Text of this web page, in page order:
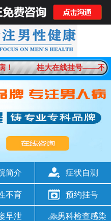
！ 桂大在线挂号——不用
简介 症状自测
不育 预约挂号
早泄 男科检查感染